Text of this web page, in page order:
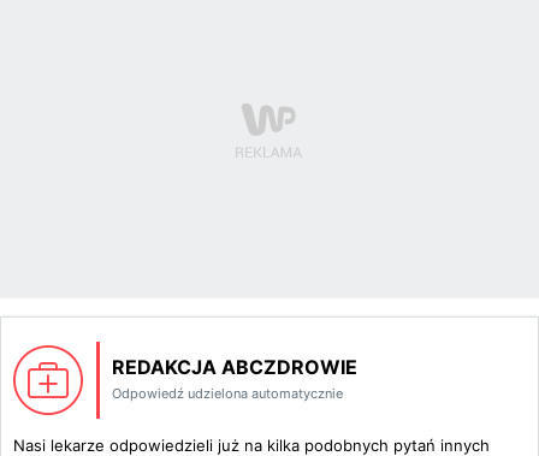
REDAKCJA ABCZDROWIE
Odpowiedź udzielona automatycznie
Nasi lekarze odpowiedzieli już na kilka podobnych pytań innych